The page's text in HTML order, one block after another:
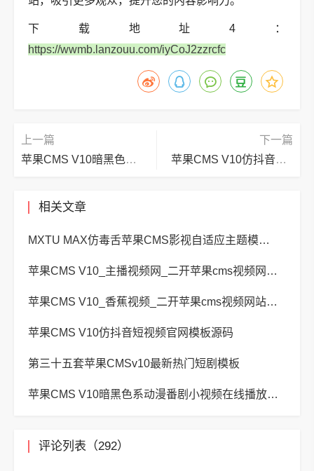
下载地址4：
https://wwmb.lanzouu.com/iyCoJ2zzrcfc
上一篇
苹果CMS V10暗黑色系动漫番剧小视频在线播放主题模板
下一篇
苹果CMS V10仿抖音短视频官网模板源码
相关文章
MXTU MAX仿毒舌苹果CMS影视自适应主题模板3.0修正版源码
苹果CMS V10_主播视频网_二开苹果cms视频网站源码模板 – 亲测源码 有演示
苹果CMS V10_香蕉视频_二开苹果cms视频网站源码模板
苹果CMS V10仿抖音短视频官网模板源码
第三十五套苹果CMSv10最新热门短剧模板
苹果CMS V10暗黑色系动漫番剧小视频在线播放主题模板
评论列表（292）